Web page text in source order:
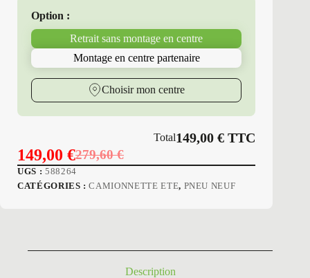
215/65R16
EFG
Option :
Retrait sans montage en centre
Montage en centre partenaire
Choisir mon centre
Total149,00€ TTC
279,60€
Le
prix
149,00 €
Le
prix
UGS : 588264
CATÉGORIES :CAMIONNETTE ETE, PNEU NEUF
Description